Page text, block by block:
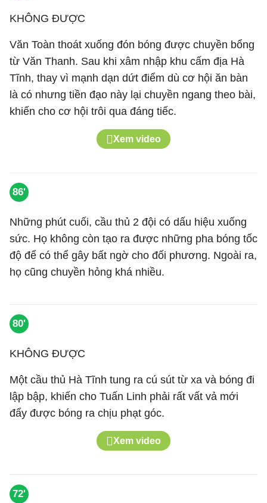
KHÔNG ĐƯỢC
Văn Toàn thoát xuống đón bóng được chuyền bổng
từ Văn Thanh. Sau khi xâm nhập khu cấm địa Hà
Tĩnh, thay vì mạnh dạn dứt điểm dù cơ hội ăn bàn
là có nhưng tiền đạo này lại chuyền ngang theo bài,
khiến cho cơ hội trôi qua đáng tiếc.
Xem video
86'
Những phút cuối, cầu thủ 2 đội có dấu hiệu xuống
sức. Họ không còn tạo ra được những pha bóng tốc
độ để có thể gây bất ngờ cho đối phương. Ngoài ra,
họ cũng chuyền hỏng khá nhiều.
80'
KHÔNG ĐƯỢC
Một cầu thủ Hà Tĩnh tung ra cú sút từ xa và bóng đi
lập bập, khiến cho Tuấn Linh phải rất vất vả mới
đẩy được bóng ra chịu phạt góc.
Xem video
72'